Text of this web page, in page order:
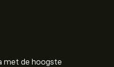
met de hoogste